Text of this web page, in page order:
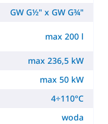
GW G½" x GW G¾"
max 200 l
max 236,5 kW
max 50 kW
4÷110°C
woda